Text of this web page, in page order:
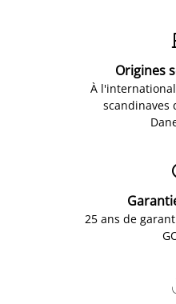
Origines
À
scandinaves
25 ans de